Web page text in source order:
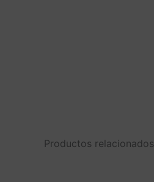
Productos relacionados